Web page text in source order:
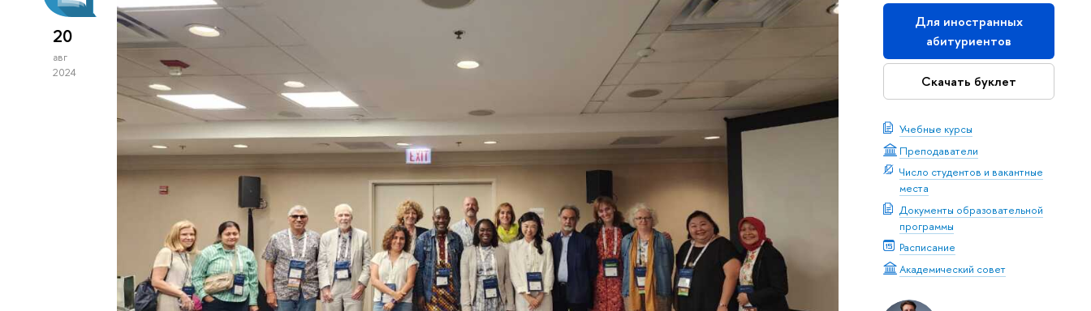
Для иностранных
абитуриентов
Скачать буклет
Учебные курсы
Преподаватели
Число студентов и вакантные
места
Документы образовательной
программы
Расписание
Академический совет
20
авг
2024